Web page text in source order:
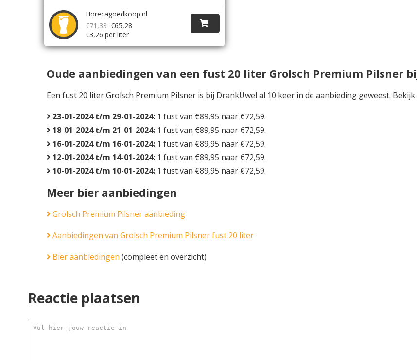
Horecagoedkoop.nl
€71,33 €65,28
€3,26 per liter
Oude aanbiedingen van een fust 20 liter Grolsch Premium Pilsner
Een fust 20 liter Grolsch Premium Pilsner is bij DrankUwel al 10 keer in de aanbieding geweest.
23-01-2024 t/m 29-01-2024: 1 fust van €89,95 naar €72,59.
18-01-2024 t/m 21-01-2024: 1 fust van €89,95 naar €72,59.
16-01-2024 t/m 16-01-2024: 1 fust van €89,95 naar €72,59.
12-01-2024 t/m 14-01-2024: 1 fust van €89,95 naar €72,59.
10-01-2024 t/m 10-01-2024: 1 fust van €89,95 naar €72,59.
Meer bier aanbiedingen
Grolsch Premium Pilsner aanbieding
Aanbiedingen van Grolsch Premium Pilsner fust 20 liter
Bier aanbiedingen (compleet en overzicht)
Reactie plaatsen